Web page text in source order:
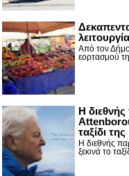
Από τον
εορτασμού
Η
ταξίδι της
Η διεθνής
ξεκινά το